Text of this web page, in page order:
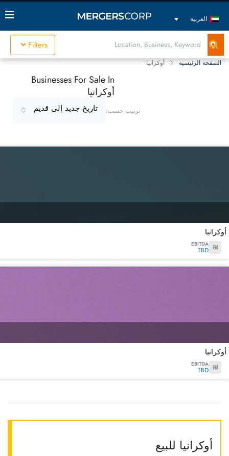
العربية
Filters
الصفحة الرئيسية أوكرانيا
Businesses For Sale In
أوكرانيا
ترتيب حسب: تاريخ جديد إلى قديم
أوكرانيا
EBITDA
TBD
أوكرانيا
EBITDA
TBD
أوكرانيا للبيع